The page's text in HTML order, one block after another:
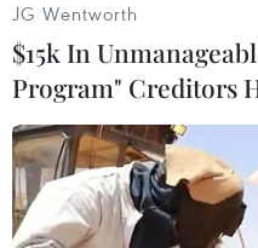
JG Wentworth
$15k In
Program" Creditors